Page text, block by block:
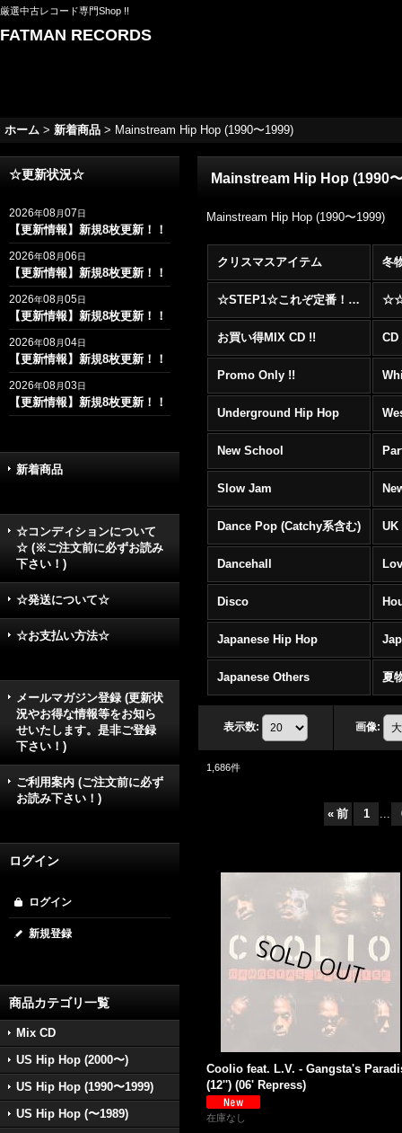
厳選中古レコード専門Shop !!
FATMAN RECORDS
ホーム > 新着商品 > Mainstream Hip Hop (1990〜1999)
☆更新状況☆
2026年08月07日
【更新情報】新規8枚更新！！
2026年08月06日
【更新情報】新規8枚更新！！
2026年08月05日
【更新情報】新規8枚更新！！
2026年08月04日
【更新情報】新規8枚更新！！
2026年08月03日
【更新情報】新規8枚更新！！
新着商品
☆コンディションについて
☆ (※ご注文前に必ずお読み
下さい！)
☆発送について☆
☆お支払い方法☆
メールマガジン登録 (更新状
況やお得な情報等をお知ら
せいたします。是非ご登録
下さい！)
ご利用案内 (ご注文前に必ず
お読み下さい！)
ログイン
ログイン
新規登録
商品カテゴリ一覧
Mix CD
US Hip Hop (2000〜)
US Hip Hop (1990〜1999)
US Hip Hop (〜1989)
Mainstream Hip Hop (1990
Mainstream Hip Hop (1990〜1999)
クリスマスアイテム 冬
☆STEP1☆これぞ定番！！まずはここから！2000年代R&BフロアヒットBest 100 !!!
お買い得MIX CD !!
Promo Only !!
Underground Hip Hop
New School
Slow Jam
Dance Pop (Catchy系含む) UK
Dancehall
Disco
Japanese Hip Hop
Japanese Others 夏
表示数: 画像:
1,686件
« 前 1 ...
Coolio feat. L.V. - Gangsta's
(12'') (06' Repress)
在庫なし